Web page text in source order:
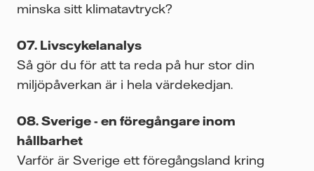
minska sitt klimatavtryck?
Livscykelanalys
Så gör du för att ta reda på hur stor din
miljöpåverkan är i hela värdekedjan.
Sverige - en föregångare inom
hållbarhet
Varför är Sverige ett föregångsland kring